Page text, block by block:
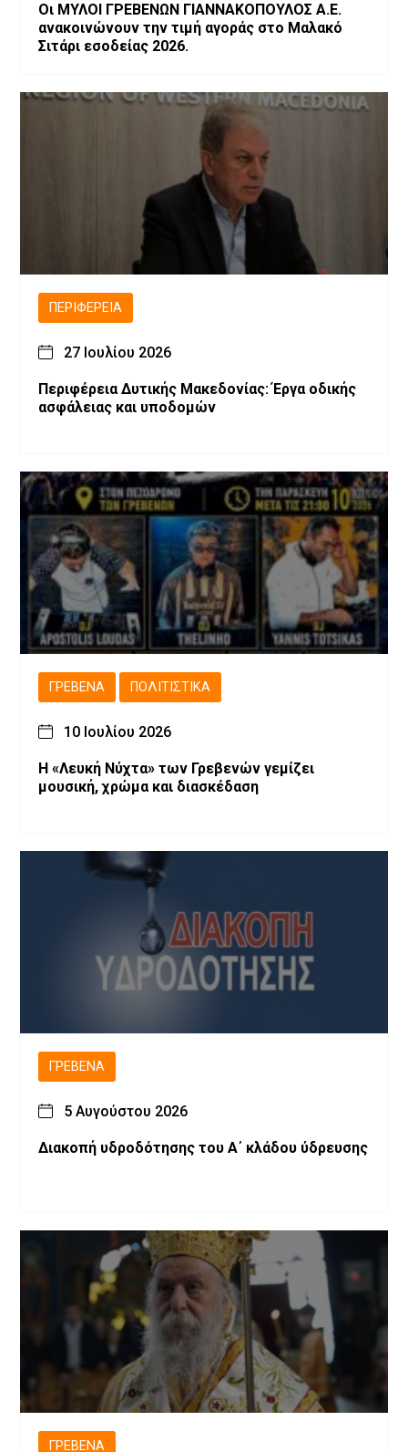
Οι ΜΥΛΟΙ ΓΡΕΒΕΝΩΝ ΓΙΑΝΝΑΚΟΠΟΥΛΟΣ Α.Ε.
ανακοινώνουν την τιμή αγοράς στο Μαλακό
Σιτάρι εσοδείας 2026.
ΠΕΡΙΦΈΡΕΙΑ
27 Ιουλίου 2026
Περιφέρεια Δυτικής Μακεδονίας: Έργα οδικής
ασφάλειας και υποδομών
ΓΡΕΒΕΝΆ ΠΟΛΙΤΙΣΤΙΚΆ
10 Ιουλίου 2026
Η «Λευκή Νύχτα» των Γρεβενών γεμίζει
μουσική, χρώμα και διασκέδαση
ΓΡΕΒΕΝΆ
5 Αυγούστου 2026
Διακοπή υδροδότησης του Α΄ κλάδου ύδρευσης
ΓΡΕΒΕΝΆ